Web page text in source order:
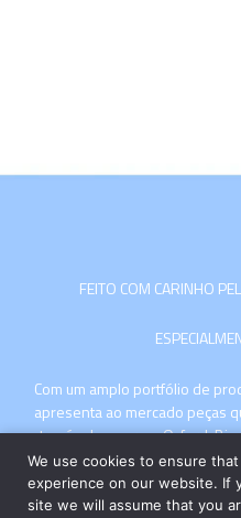
FEITO COM CARINHO
Com um amplo portfólio de
apresenta ao mercado peças
através das marcas Oxford,
das marcas mais
cristais de luxo com sua
Santa
We use cookies to ensure
experience on our website. If
site we will assume that you